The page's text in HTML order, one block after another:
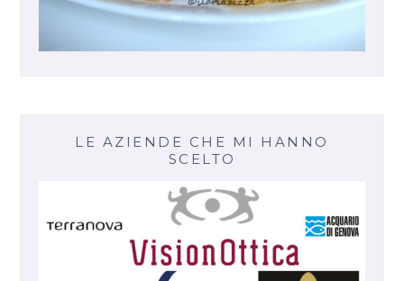
LE AZIENDE CHE MI HANNO
SCELTO